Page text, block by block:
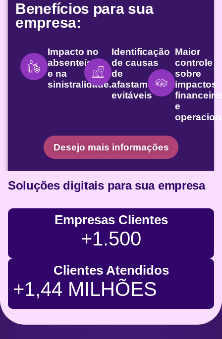
Benefícios para sua
empresa:
Impacto no
absenteísmo
e na
sinistralidade.
Identificação
de causas
de
afastamento
evitáveis
Maior
controle
sobre
impactos
e
Desejo mais informações
Soluções digitais para sua empresa
Empresas Clientes
+1.500
Clientes Atendidos
+1,44 MILHÕES